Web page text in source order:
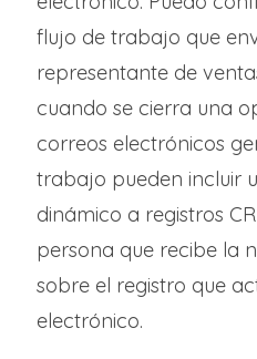
flujo de trabajo que
representante de
cuando se cierra una
correos electrónicos
trabajo pueden incluir
dinámico a registros
persona que recibe la
sobre el registro que
electrónico.